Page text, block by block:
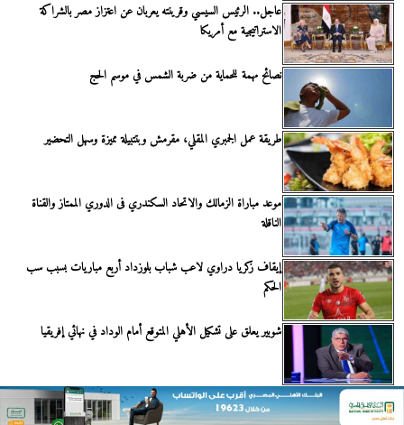
عاجل.. الرئيس السيسي وقرينته يعربان عن اعتزاز مصر بالشراكة
الاستراتيجية مع أمريكا
نصائح مهمة للحماية من ضربة الشمس في موسم الحج
طريقة عمل الجمبري المقلي، مقرمش وبتتبيلة مميزة وسهل التحضير
موعد مباراة الزمالك والاتحاد السكندري فى الدوري الممتاز والقناة
الناقلة
إيقاف زكريا دراوي لاعب شباب بلوزداد أربع مباريات بسبب سب
الحكم
شوبير يعلق على تشكيل الأهلي المتوقع أمام الوداد في نهائي إفريقيا